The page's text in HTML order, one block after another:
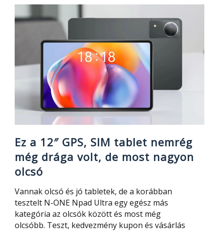
jók
és
olcsók:
12″
GPS,
SIM
tablet
és
roller
Ez a 12″ GPS, SIM tablet nemrég
még drága volt, de most nagyon
olcsó
Vannak olcsó és jó tabletek, de a korábban
tesztelt N-ONE Npad Ultra egy egész más
kategória az olcsók között és most még
olcsóbb. Teszt, kedvezmény kupon és vásárlás